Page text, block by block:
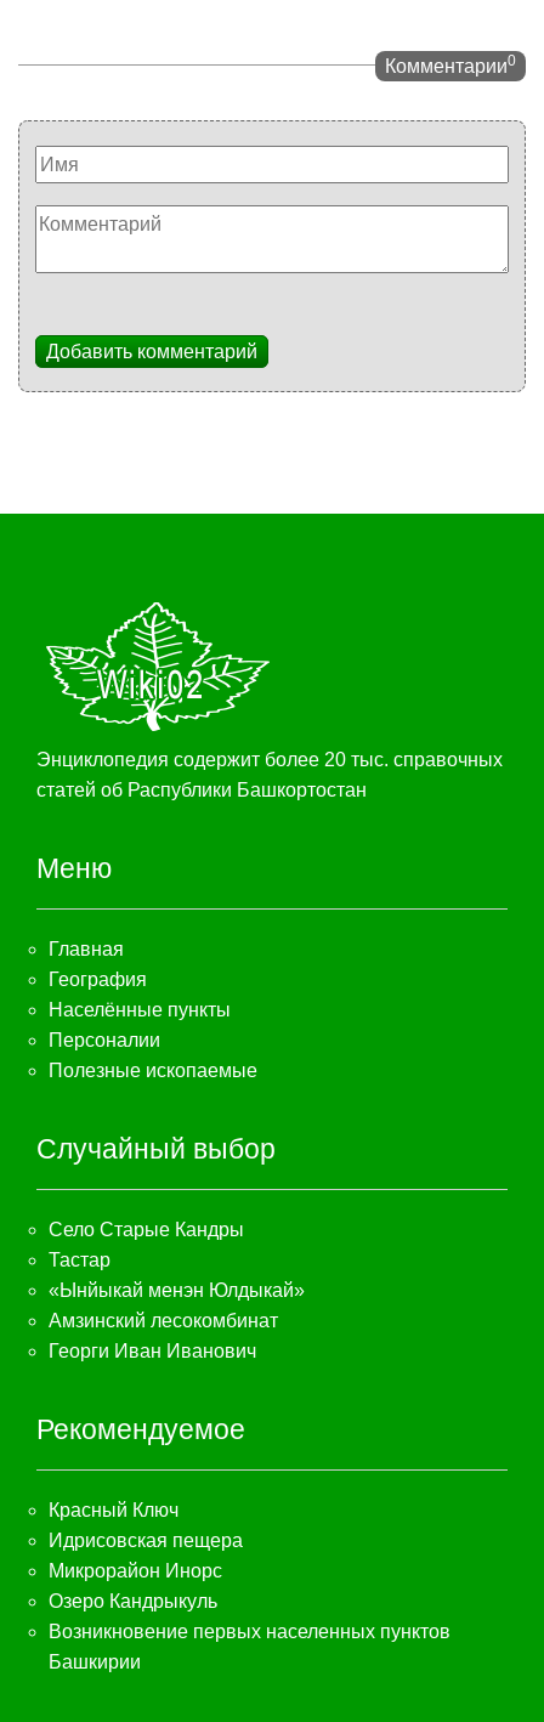
Комментарии0
Добавить комментарий
Энциклопедия содержит более 20 тыс. справочных
статей об Распублики Башкортостан
Меню
Главная
География
Населённые пункты
Персоналии
Полезные ископаемые
Случайный выбор
Село Старые Кандры
Тастар
«Ынйыкай менэн Юлдыкай»
Амзинский лесокомбинат
Георги Иван Иванович
Рекомендуемое
Красный Ключ
Идрисовская пещера
Микрорайон Инорс
Озеро Кандрыкуль
Возникновение первых населенных пунктов
Башкирии